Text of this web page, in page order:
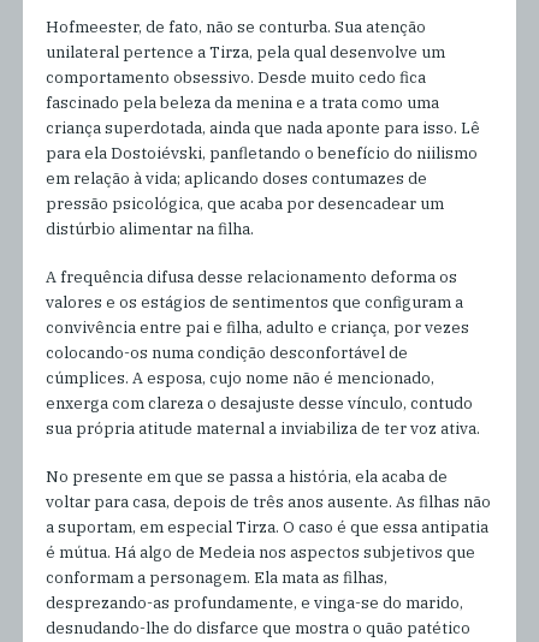
Hofmeester, de fato, não se conturba. Sua atenção
unilateral pertence a Tirza, pela qual desenvolve um
comportamento obsessivo. Desde muito cedo fica
fascinado pela beleza da menina e a trata como uma
criança superdotada, ainda que nada aponte para isso. Lê
para ela Dostoiévski, panfletando o benefício do niilismo
em relação à vida; aplicando doses contumazes de
pressão psicológica, que acaba por desencadear um
distúrbio alimentar na filha.
A frequência difusa desse relacionamento deforma os
valores e os estágios de sentimentos que configuram a
convivência entre pai e filha, adulto e criança, por vezes
colocando-os numa condição desconfortável de
cúmplices. A esposa, cujo nome não é mencionado,
enxerga com clareza o desajuste desse vínculo, contudo
sua própria atitude maternal a inviabiliza de ter voz ativa.
No presente em que se passa a história, ela acaba de
voltar para casa, depois de três anos ausente. As filhas não
a suportam, em especial Tirza. O caso é que essa antipatia
é mútua. Há algo de Medeia nos aspectos subjetivos que
conformam a personagem. Ela mata as filhas,
desprezando-as profundamente, e vinga-se do marido,
desnudando-lhe do disfarce que mostra o quão patético